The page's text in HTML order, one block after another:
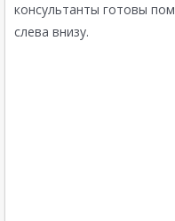
консультанты готовы
слева внизу.